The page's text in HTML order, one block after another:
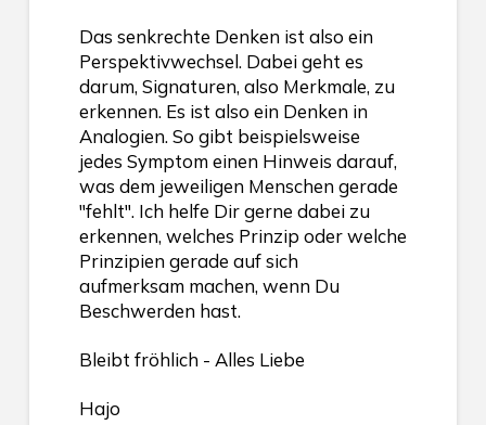
Das senkrechte Denken ist also ein
Perspektivwechsel. Dabei geht es
darum, Signaturen, also Merkmale, zu
erkennen. Es ist also ein Denken in
Analogien. So gibt beispielsweise
jedes Symptom einen Hinweis darauf,
was dem jeweiligen Menschen gerade
"fehlt". Ich helfe Dir gerne dabei zu
erkennen, welches Prinzip oder welche
Prinzipien gerade auf sich
aufmerksam machen, wenn Du
Beschwerden hast.
Bleibt fröhlich - Alles Liebe
Hajo